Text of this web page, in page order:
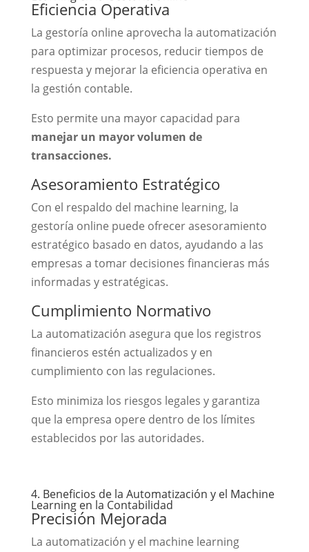
Eficiencia Operativa
La gestoría online aprovecha la automatización
para optimizar procesos, reducir tiempos de
respuesta y mejorar la eficiencia operativa en
la gestión contable.
Esto permite una mayor capacidad para
manejar un mayor volumen de
transacciones.
Asesoramiento Estratégico
Con el respaldo del machine learning, la
gestoría online puede ofrecer asesoramiento
estratégico basado en datos, ayudando a las
empresas a tomar decisiones financieras más
informadas y estratégicas.
Cumplimiento Normativo
La automatización asegura que los registros
financieros estén actualizados y en
cumplimiento con las regulaciones.
Esto minimiza los riesgos legales y garantiza
que la empresa opere dentro de los límites
establecidos por las autoridades.
4. Beneficios de la Automatización y el Machine
Learning en la Contabilidad
Precisión Mejorada
La automatización y el machine learning